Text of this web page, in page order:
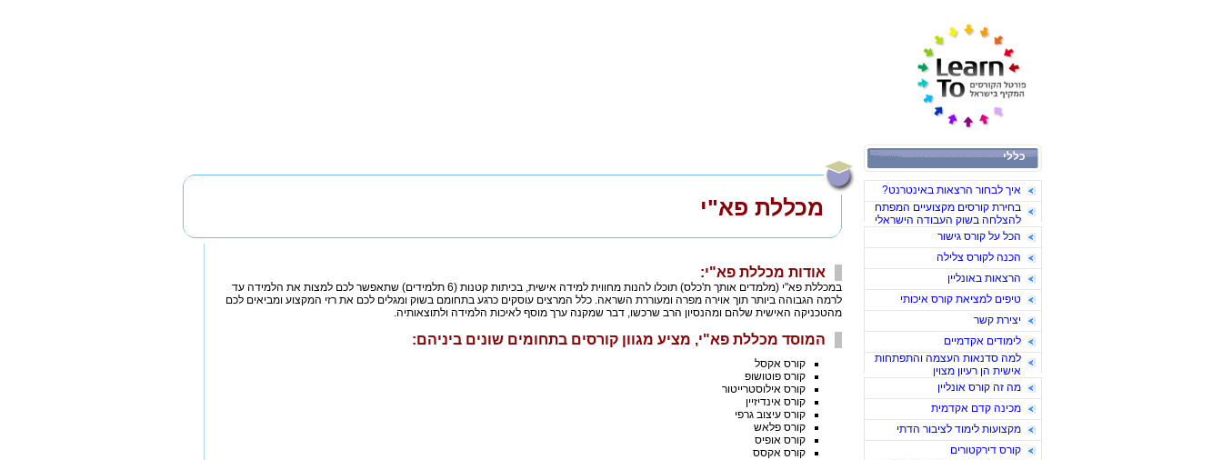
מכללת פא"י
אודות מכללת פא"י:
במכללת פא"י (מלמדים אותך ת'כלס) תוכלו להנות מחווית למידה אישית, בכיתות קטנות (6 תלמידים) שתאפשר לכם למצות את הלמידה עד
לרמה הגבוהה ביותר תוך אוירה מפרה ומעוררת השראה. כלל המרצים עוסקים כרגע בתחומם בשוק ומגלים לכם את רזי המקצוע ומביאים לכם
מהטכניקה האישית שלהם ומהנסיון הרב שרכשו, דבר שמקנה ערך מוסף לאיכות הלמידה ולתוצאותיה.
המוסד מכללת פא"י, מציע מגוון קורסים בתחומים שונים ביניהם:
קורס אקסל
קורס פוטושופ
קורס אילוסטרייטור
קורס אינדיזיין
קורס עיצוב גרפי
קורס פלאש
קורס אופיס
קורס אקסס
כללי
איך לבחור הרצאות באינטרנט?
בחירת קורסים מקצועיים המפתח
להצלחה בשוק העבודה הישראלי
הכל על קורס גישור
הכנה לקורס צלילה
הרצאות באונליין
טיפים למציאת קורס איכותי
יצירת קשר
לימודים אקדמיים
למה סדנאות העצמה והתפתחות
אישית הן רעיון מצוין
מה זה קורס אונליין
מכינה קדם אקדמית
מקצועות לימוד לציבור הדתי
קורס דירקטורים